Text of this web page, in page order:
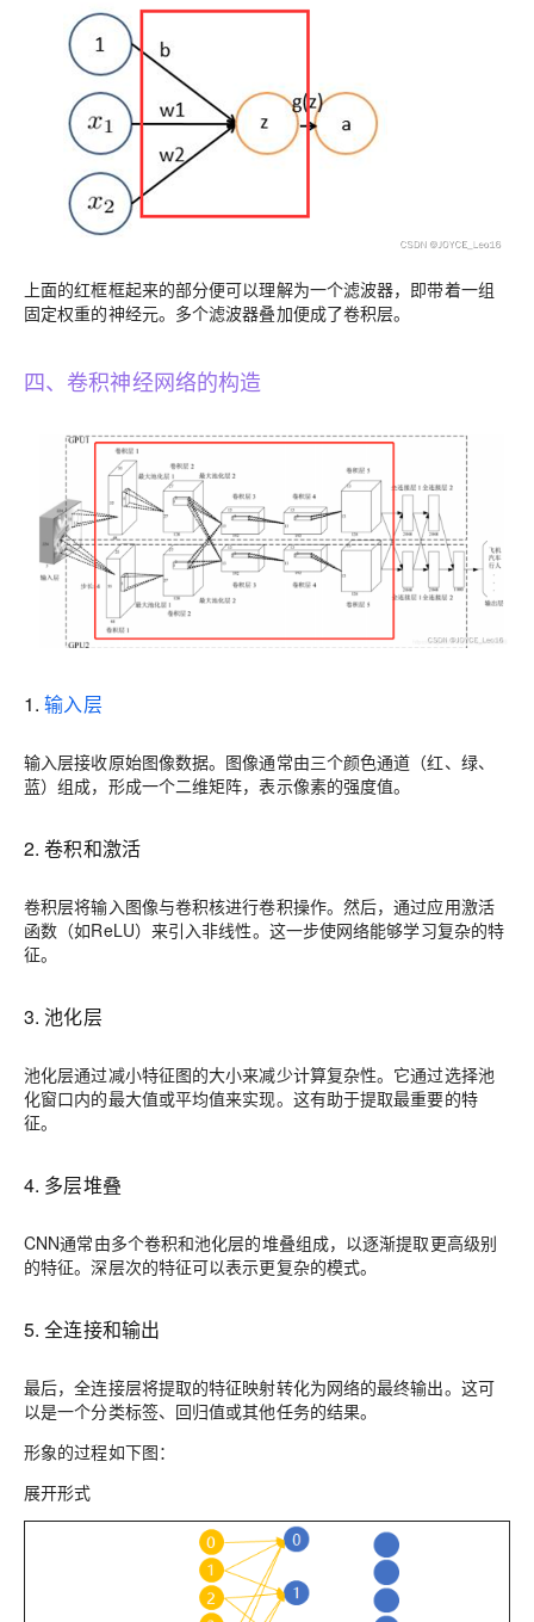
上面的红框框起来的部分便可以理解为一个滤波器，即带着一组
固定权重的神经元。多个滤波器叠加便成了卷积层。
四、卷积神经网络的构造
1.输入层
输入层接收原始图像数据。图像通常由三个颜色通道（红、绿、
蓝）组成，形成一个二维矩阵，表示像素的强度值。
2. 卷积和激活
卷积层将输入图像与卷积核进行卷积操作。然后，通过应用激活
函数（如ReLU）来引入非线性。这一步使网络能够学习复杂的特
征。
3. 池化层
池化层通过减小特征图的大小来减少计算复杂性。它通过选择池
化窗口内的最大值或平均值来实现。这有助于提取最重要的特
征。
4. 多层堆叠
CNN通常由多个卷积和池化层的堆叠组成，以逐渐提取更高级别
的特征。深层次的特征可以表示更复杂的模式。
5. 全连接和输出
最后，全连接层将提取的特征映射转化为网络的最终输出。这可
以是一个分类标签、回归值或其他任务的结果。
形象的过程如下图：
展开形式